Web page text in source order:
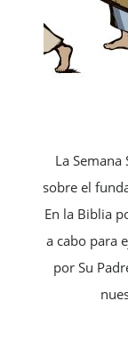
La
sobre el
En la Biblia
a cabo para
por Su